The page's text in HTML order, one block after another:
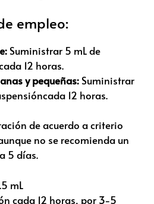
empleo:
Suministrar 5 mL de
12 horas.
y pequeñas: Suministrar
cada 12 horas.
de acuerdo a criterio
no se recomienda un
5 días.
mL
cada 12 horas, por 3-5